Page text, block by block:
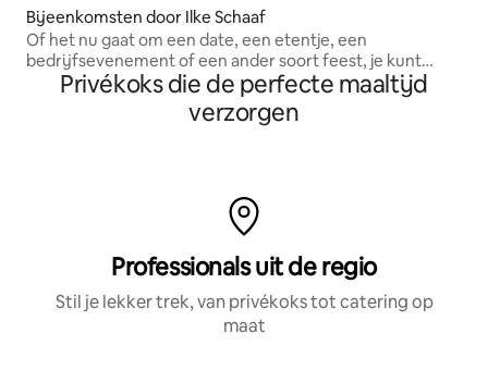
Bijeenkomsten door Ilke Schaaf
Of het nu gaat om een date, een etentje, een
bedrijfsevenement of een ander soort feest, je kunt
gerechten van hoog niveau verwachten met lokale
seizoensgebonden ingrediënten
Privékoks die de perfecte maaltijd
verzorgen
Professionals uit de regio
Stil je lekker trek, van privékoks tot catering op
maat